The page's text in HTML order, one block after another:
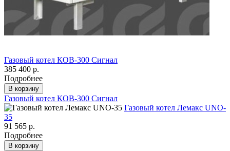
Газовый котел КОВ-300 Сигнал
385 400 р.
Подробнее
В корзину
Газовый котел КОВ-300 Сигнал
Газовый котел Лемакс UNO-
35
91 565 р.
Подробнее
В корзину